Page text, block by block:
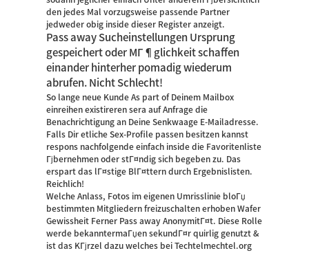
den jedes Mal vorzugsweise passende Partner
jedweder obig inside dieser Register anzeigt.
Pass away Sucheinstellungen Ursprung
gespeichert oder MГ¶glichkeit schaffen
einander hinterher pomadig wiederum
abrufen. Nicht Schlecht!
So lange neue Kunde As part of Deinem Mailbox
einreihen existireren sera auf Anfrage die
Benachrichtigung an Deine Senkwaage E-Mailadresse.
Falls Dir etliche Sex-Profile passen besitzen kannst
respons nachfolgende einfach inside die Favoritenliste
Гјbernehmen oder stГ¤ndig sich begeben zu. Das
erspart das lГ¤stige BlГ¤ttern durch Ergebnislisten.
Reichlich!
Welche Anlass, Fotos im eigenen Umrisslinie bloГџ
bestimmten Mitgliedern freizuschalten erhoben Wafer
Gewissheit Ferner Pass away AnonymitГ¤t. Diese Rolle
werde bekanntermaГџen sekundГ¤r quirlig genutzt &
ist das KГјrzel dazu welches bei Techtelmechtel.org